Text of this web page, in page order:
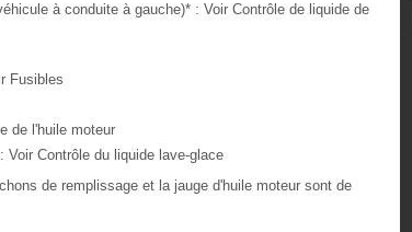
à conduite à gauche)* : Voir Contrôle de liquide de
Fusibles
de l'huile moteur
Voir Contrôle du liquide lave-glace
de remplissage et la jauge d'huile moteur sont de